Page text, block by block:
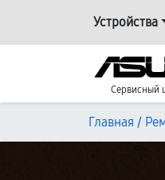
Устройства
Сервисный
Главная /